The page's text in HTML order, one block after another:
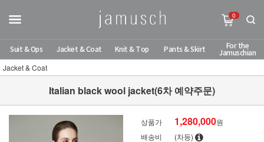
0
Suit & Ops Jacket & Coat Knit & Top Pants & Skirt
For the
Jamuschian
Jacket & Coat
Italian black wool jacket(6차 예약주문)
상품가 1,280,000원
배송비
(차등)